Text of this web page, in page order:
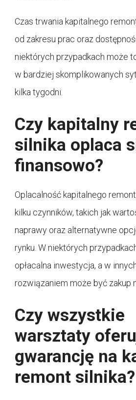
Czas trwania kapitalnego
od zakresu prac oraz
niektórych przypadkach może
w bardziej skomplikowanych
kilka tygodni.
Czy kapitalny
silnika oplaca
finansowo?
Oplacalność kapitalnego
kilku czynników, takich jak
naprawy oraz alternatywne
rynku. W niektórych
opłacalna inwestycja, a w
rozwiązaniem może być zakup
Czy wszystkie
warsztaty
gwarancję na
remont silnika?